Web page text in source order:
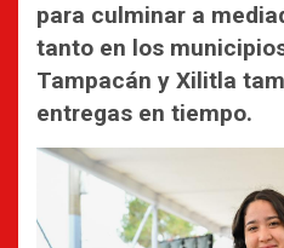
para culminar a
tanto en los
Tampacán y Xilitla
entregas en tiempo.